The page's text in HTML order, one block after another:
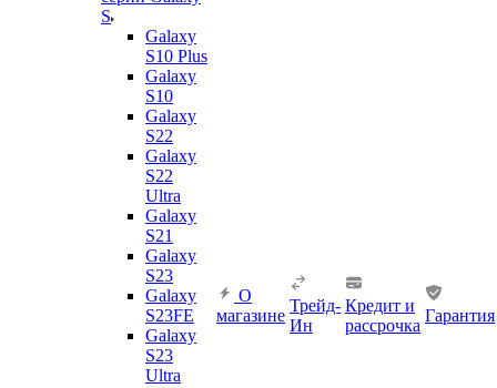
S
Galaxy
S10 Plus
Galaxy
S10
Galaxy
S22
Galaxy
S22
Ultra
Galaxy
S21
Galaxy
S23
Galaxy
S23FE
Galaxy
S23
Ultra
О
магазине
Трейд-
Ин
Кредит и
рассрочка
Гарантия